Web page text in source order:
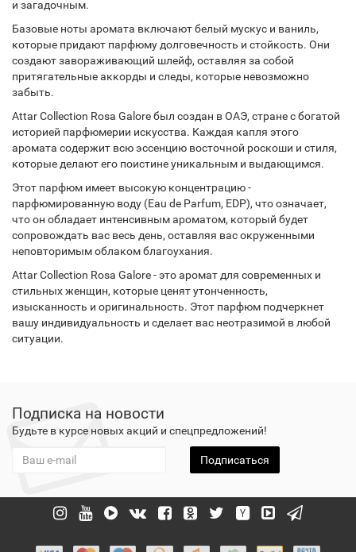
и загадочным.
Базовые ноты аромата включают белый мускус и ваниль,
которые придают парфюму долговечность и стойкость. Они
создают завораживающий шлейф, оставляя за собой
притягательные аккорды и следы, которые невозможно
забыть.
Attar Collection Rosa Galore был создан в ОАЭ, стране с богатой
историей парфюмерии искусства. Каждая капля этого
аромата содержит всю эссенцию восточной роскоши и стиля,
которые делают его поистине уникальным и выдающимся.
Этот парфюм имеет высокую концентрацию -
парфюмированную воду (Eau de Parfum, EDP), что означает,
что он обладает интенсивным ароматом, который будет
сопровождать вас весь день, оставляя вас окруженными
неповторимым облаком благоухания.
Attar Collection Rosa Galore - это аромат для современных и
стильных женщин, которые ценят утонченность,
изысканность и оригинальность. Этот парфюм подчеркнет
вашу индивидуальность и сделает вас неотразимой в любой
ситуации.
Подписка на новости
Будьте в курсе новых акций и спецпредложений!
Подписаться